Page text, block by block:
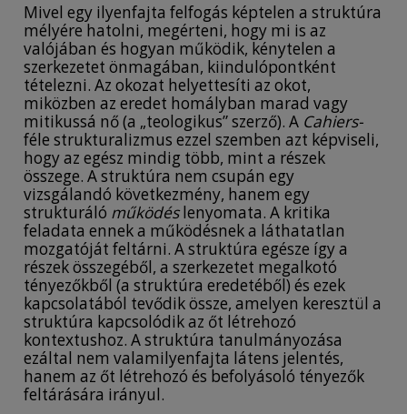
Mivel egy ilyenfajta felfogás képtelen a struktúra
mélyére hatolni, megérteni, hogy mi is az
valójában és hogyan működik, kénytelen a
szerkezetet önmagában, kiindulópontként
tételezni. Az okozat helyettesíti az okot,
miközben az eredet homályban marad vagy
mitikussá nő (a „teologikus” szerző). A Cahiers-
féle strukturalizmus ezzel szemben azt képviseli,
hogy az egész mindig több, mint a részek
összege. A struktúra nem csupán egy
vizsgálandó következmény, hanem egy
strukturáló működéslenyomata. A kritika
feladata ennek a működésnek a láthatatlan
mozgatóját feltárni. A struktúra egésze így a
részek összegéből, a szerkezetet megalkotó
tényezőkből (a struktúra eredetéből) és ezek
kapcsolatából tevődik össze, amelyen keresztül a
struktúra kapcsolódik az őt létrehozó
kontextushoz. A struktúra tanulmányozása
ezáltal nem valamilyenfajta látens jelentés,
hanem az őt létrehozó és befolyásoló tényezők
feltárására irányul.